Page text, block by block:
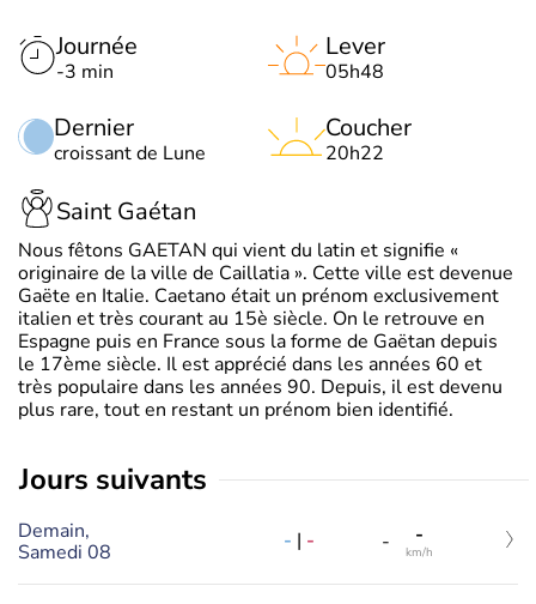
Journée
-3 min
Dernier
croissant de Lune
Lever
05h48
Coucher
20h22
Saint Gaétan
Nous fêtons GAETAN qui vient du latin et signifie «
originaire de la ville de Caillatia ». Cette ville est devenue
Gaëte en Italie. Caetano était un prénom exclusivement
italien et très courant au 15è siècle. On le retrouve en
Espagne puis en France sous la forme de Gaëtan depuis
le 17ème siècle. Il est apprécié dans les années 60 et
très populaire dans les années 90. Depuis, il est devenu
plus rare, tout en restant un prénom bien identifié.
jours suivants
Demain,
Samedi 08
- | - - -
km/h